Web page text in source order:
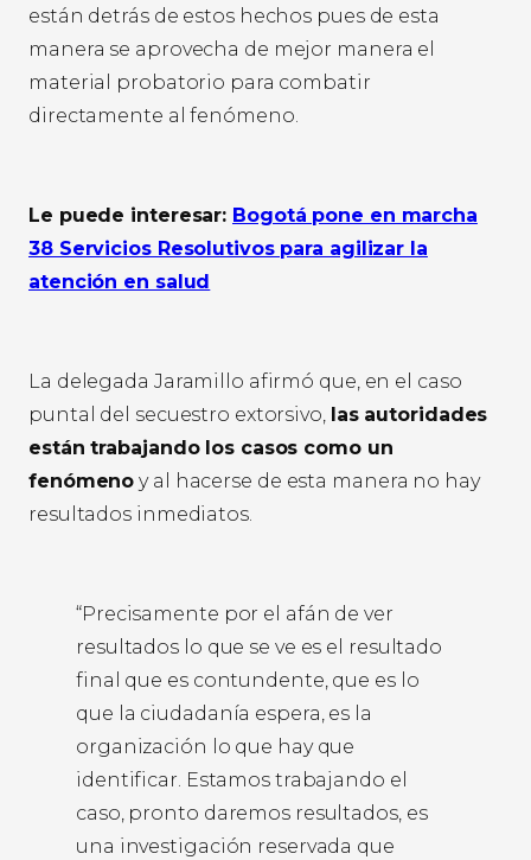
están detrás de estos hechos pues de esta
manera se aprovecha de mejor manera el
material probatorio para combatir
directamente al fenómeno.
Le puede interesar: Bogotá pone en marcha
38 Servicios Resolutivos para agilizar la
atención en salud
La delegada Jaramillo afirmó que, en el caso
puntal del secuestro extorsivo, las autoridades
están trabajando los casos como un
fenómeno y al hacerse de esta manera no hay
resultados inmediatos.
“Precisamente por el afán de ver
resultados lo que se ve es el resultado
final que es contundente, que es lo
que la ciudadanía espera, es la
organización lo que hay que
identificar. Estamos trabajando el
caso, pronto daremos resultados, es
una investigación reservada que